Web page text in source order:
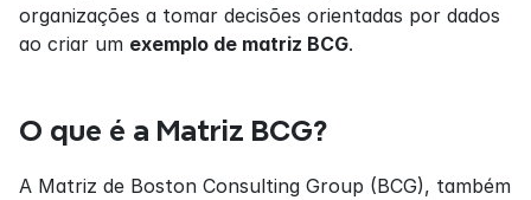
organizações a tomar decisões orientadas por dados
ao criar um exemplo de matriz BCG.
O que é a Matriz BCG?
A Matriz de Boston Consulting Group (BCG), também